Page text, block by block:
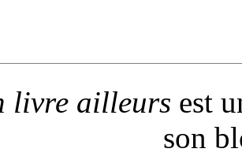
livre ailleurs est
son